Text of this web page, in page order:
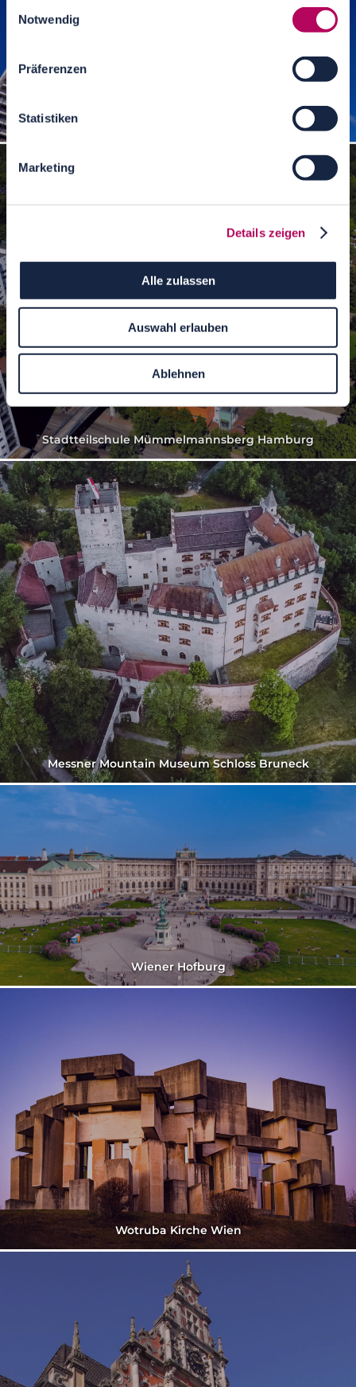
Notwendig
Präferenzen
Statistiken
Marketing
Details zeigen
Alle zulassen
Auswahl erlauben
Ablehnen
Stadtteilschule Mümmelmannsberg Hamburg
Messner Mountain Museum Schloss Bruneck
Wiener Hofburg
Wotruba Kirche Wien